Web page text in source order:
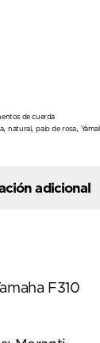
de cuerda
,natural,palo de rosa,
adicional
F310